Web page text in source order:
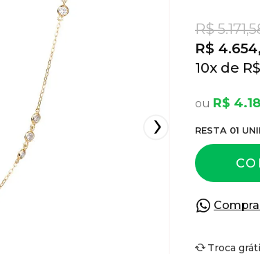
R$
R$
10x
R$
RESTA 01
Troca